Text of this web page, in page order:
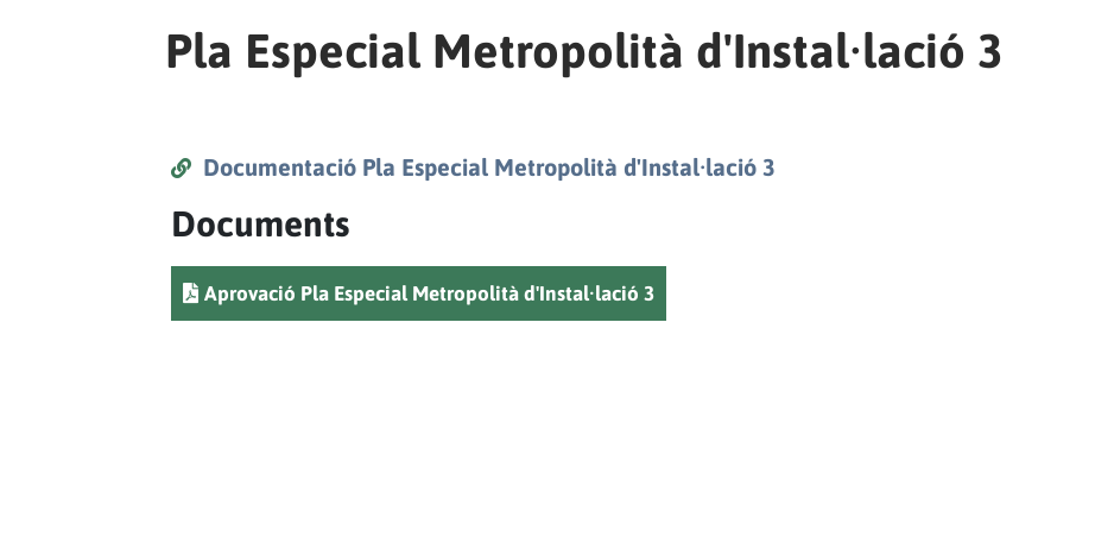
Pla Especial Metropolità d'Instal·lació 3
Documentació Pla Especial Metropolità d'Instal·lació 3
Documents
Aprovació Pla Especial Metropolità d'Instal·lació 3